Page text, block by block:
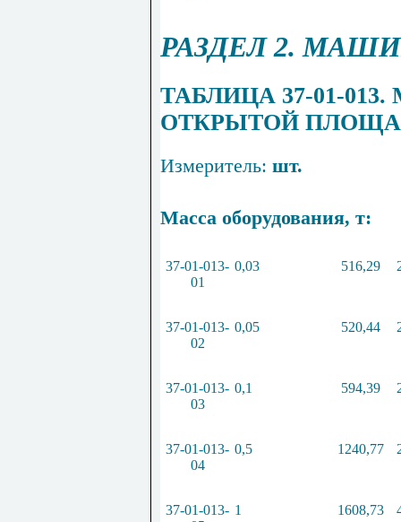
РАЗДЕЛ 2.
ТАБЛИЦА 37-01-
ОТКРЫТОЙ
Измеритель: шт.
Масса оборудования, т:
37-01-013-
01
0,03 516,29
37-01-013-
02
0,05 520,44
37-01-013-
03
0,1 594,39
37-01-013-
04
0,5 1240,77
37-01-013- 1 1608,73